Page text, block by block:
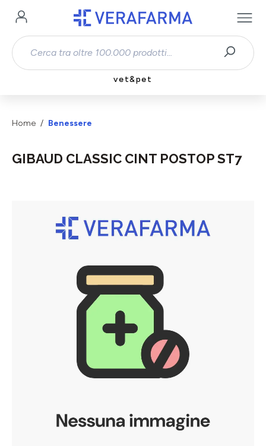
Passa al contenuto principale
vet&pet
Home Benessere
GIBAUD CLASSIC CINT POSTOP ST7